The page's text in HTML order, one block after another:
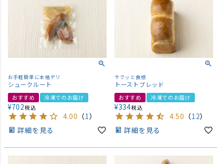
お手軽簡単に本格デリ
シュークルート
おすすめ 冷凍でのお届け
¥702税込
4.00 （1）
詳細を見る
サクッと食感
トーストブレッド
おすすめ 冷凍でのお届け
¥334税込
4.50 （12）
詳細を見る